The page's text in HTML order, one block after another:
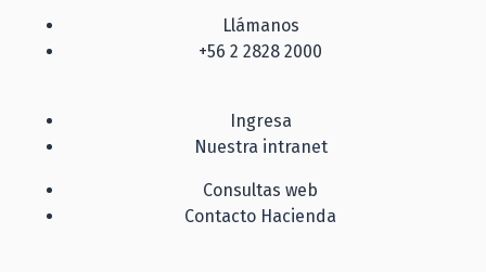
Llámanos
+56 2 2828 2000
Ingresa
Nuestra intranet
Consultas web
Contacto Hacienda